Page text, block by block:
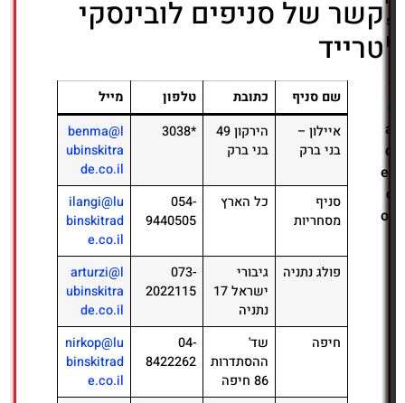
s
k
t
r
a
d
e.
c
o.
קשר של סניפים לובינסקי
טרייד
שם סניף כתובת טלפון
מייל
איילון –
בני ברק
הירקון 49
בני ברק
*3038
benma@l
ubinskitra
de.co.il
סניף
מסחריות
כל הארץ
054-
9440505
ilangi@lu
binskitrad
e.co.il
פולג נתניה
גיבורי
ישראל 17
נתניה
073-
2022115
arturzi@l
ubinskitra
de.co.il
חיפה
שד'
ההסתדרות
86 חיפה
04-
8422262
nirkop@lu
binskitrad
e.co.il